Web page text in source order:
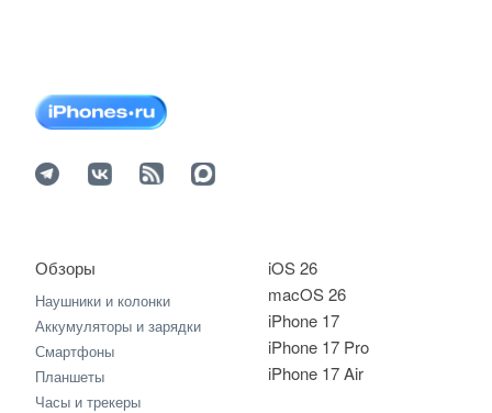
iOS 26
macOS 26
iPhone 17
iPhone 17 Pro
iPhone 17 Air
Обзоры
Наушники и колонки
Аккумуляторы и зарядки
Смартфоны
Планшеты
Часы и трекеры